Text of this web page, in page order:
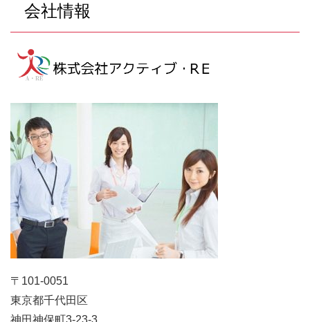
会社情報
〒101-0051
東京都千代田区
神田神保町3-23-3